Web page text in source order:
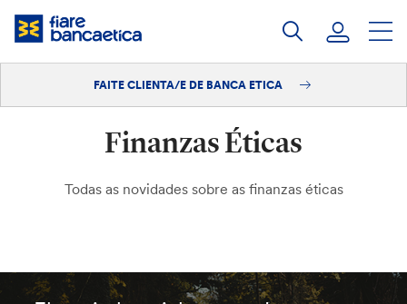
Saltar
FAITE CLIENTA/E DE BANCA ETICA
Finanzas Éticas
Todas as novidades sobre as finanzas éticas